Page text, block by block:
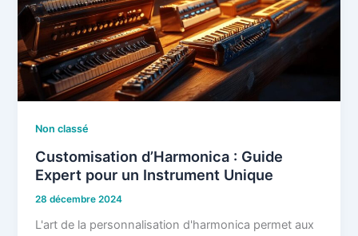
Non classé
Customisation d’Harmonica : Guide
Expert pour un Instrument Unique
28 décembre 2024
L'art de la personnalisation d'harmonica permet aux